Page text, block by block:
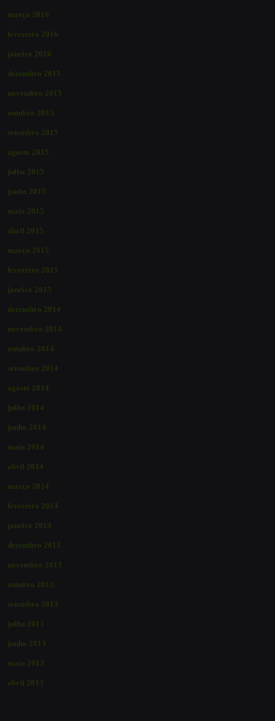
março 2016
fevereiro 2016
janeiro 2016
dezembro 2015
novembro 2015
outubro 2015
setembro 2015
agosto 2015
julho 2015
junho 2015
maio 2015
abril 2015
março 2015
fevereiro 2015
janeiro 2015
dezembro 2014
novembro 2014
outubro 2014
setembro 2014
agosto 2014
julho 2014
junho 2014
maio 2014
abril 2014
março 2014
fevereiro 2014
janeiro 2014
dezembro 2013
novembro 2013
outubro 2013
setembro 2013
julho 2013
junho 2013
maio 2013
abril 2013